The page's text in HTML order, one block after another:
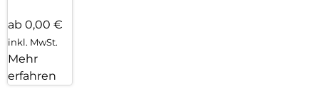
ab 0,00 €
inkl. MwSt.
Mehr
erfahren